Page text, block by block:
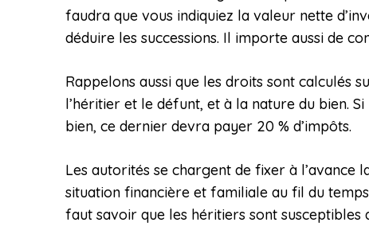
faudra que vous indiquiez la valeur nette
déduire les successions. Il importe aussi de
Rappelons aussi que les droits sont calculés
l’héritier et le défunt, et à la nature du bien.
bien, ce dernier devra payer 20 % d’impôts.
Les autorités se chargent de fixer à
situation financière et familiale au fil du
faut savoir que les héritiers sont susceptibles